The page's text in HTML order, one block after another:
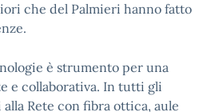
che del Palmieri hanno fatto
è strumento per una
e collaborativa. In tutti gli
Rete con fibra ottica, aule